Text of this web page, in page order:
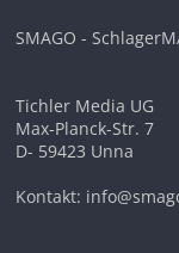
SMAGO -
Tichler Media UG
Max-Planck-Str. 7
D- 59423 Unna
Kontakt: